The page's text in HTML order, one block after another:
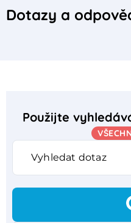
Dotazy a
Použijte